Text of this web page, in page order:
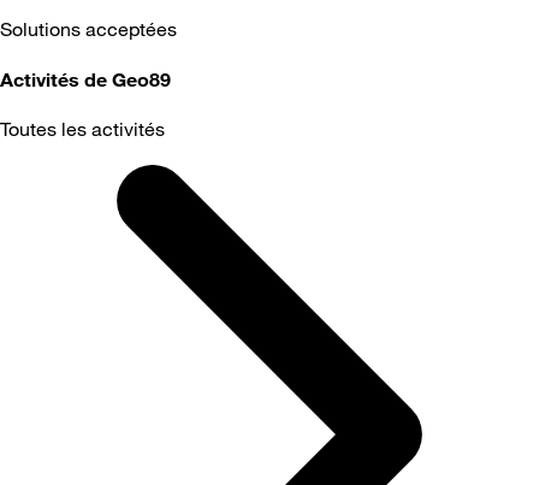
Solutions acceptées
Activités de Geo89
Toutes les activités